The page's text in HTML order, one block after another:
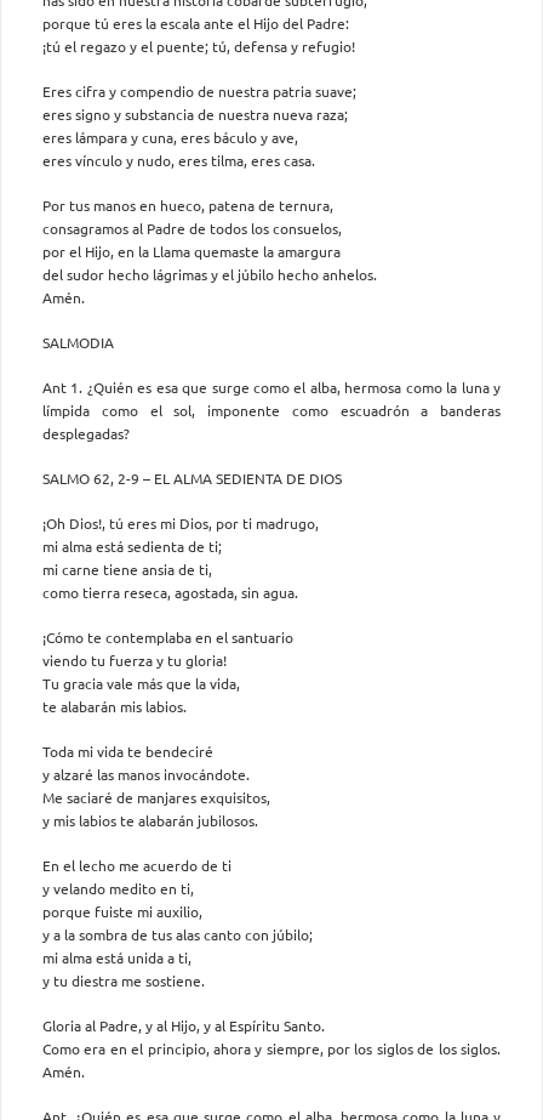
porque tú eres la escala ante el Hijo del Padre:
¡tú el regazo y el puente; tú, defensa y refugio!
Eres cifra y compendio de nuestra patria suave;
eres signo y substancia de nuestra nueva raza;
eres lámpara y cuna, eres báculo y ave,
eres vínculo y nudo, eres tilma, eres casa.
Por tus manos en hueco, patena de ternura,
consagramos al Padre de todos los consuelos,
por el Hijo, en la Llama quemaste la amargura
del sudor hecho lágrimas y el júbilo hecho anhelos.
Amén.
SALMODIA
Ant 1. ¿Quién es esa que surge como el alba, hermosa como la luna y
límpida como el sol, imponente como escuadrón a banderas
desplegadas?
SALMO 62, 2-9 – EL ALMA SEDIENTA DE DIOS
¡Oh Dios!, tú eres mi Dios, por ti madrugo,
mi alma está sedienta de ti;
mi carne tiene ansia de ti,
como tierra reseca, agostada, sin agua.
¡Cómo te contemplaba en el santuario
viendo tu fuerza y tu gloria!
Tu gracia vale más que la vida,
te alabarán mis labios.
Toda mi vida te bendeciré
y alzaré las manos invocándote.
Me saciaré de manjares exquisitos,
y mis labios te alabarán jubilosos.
En el lecho me acuerdo de ti
y velando medito en ti,
porque fuiste mi auxilio,
y a la sombra de tus alas canto con júbilo;
mi alma está unida a ti,
y tu diestra me sostiene.
Gloria al Padre, y al Hijo, y al Espíritu Santo.
Como era en el principio, ahora y siempre, por los siglos de los siglos.
Amén.